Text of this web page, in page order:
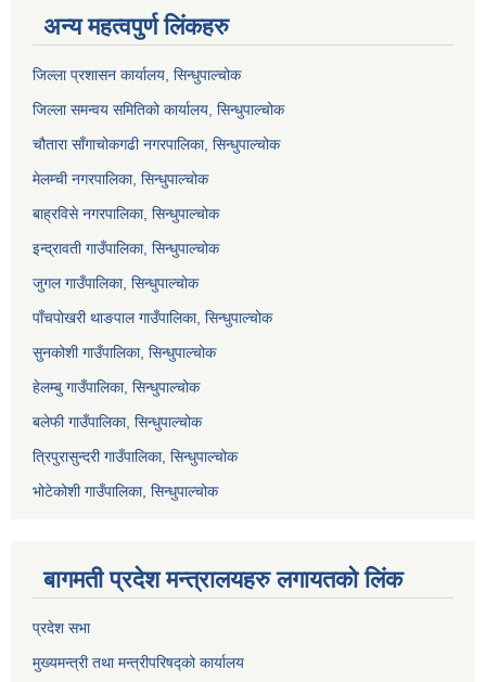
अन्य महत्वपुर्ण लिंकहरु
जिल्ला प्रशासन कार्यालय, सिन्धुपाल्चोक
जिल्ला समन्वय समितिको कार्यालय, सिन्धुपाल्चोक
चौतारा साँगाचोकगढी नगरपालिका, सिन्धुपाल्चोक
मेलम्ची नगरपालिका, सिन्धुपाल्चोक
बाह्रविसे नगरपालिका, सिन्धुपाल्चोक
इन्द्रावती गाउँपालिका, सिन्धुपाल्चोक
जुगल गाउँपालिका, सिन्धुपाल्चोक
पाँचपोखरी थाङपाल गाउँपालिका, सिन्धुपाल्चोक
सुनकोशी गाउँपालिका, सिन्धुपाल्चोक
हेलम्बु गाउँपालिका, सिन्धुपाल्चोक
बलेफी गाउँपालिका, सिन्धुपाल्चोक
त्रिपुरासुन्दरी गाउँपालिका, सिन्धुपाल्चोक
भोटेकोशी गाउँपालिका, सिन्धुपाल्चोक
बागमती प्रदेश मन्त्रालयहरु लगायतको लिंक
प्रदेश सभा
मुख्यमन्त्री तथा मन्त्रीपरिषद्को कार्यालय